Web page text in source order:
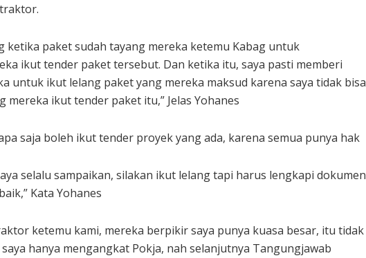
ketika paket sudah tayang mereka ketemu Kabag untuk
ikut tender paket tersebut. Dan ketika itu, saya pasti memberi
untuk ikut lelang paket yang mereka maksud karena saya tidak bisa
mereka ikut tender paket itu,” Jelas Yohanes
saja boleh ikut tender proyek yang ada, karena semua punya hak
selalu sampaikan, silakan ikut lelang tapi harus lengkapi dokumen
Kata Yohanes
ketemu kami, mereka berpikir saya punya kuasa besar, itu tidak
hanya mengangkat Pokja, nah selanjutnya Tangungjawab